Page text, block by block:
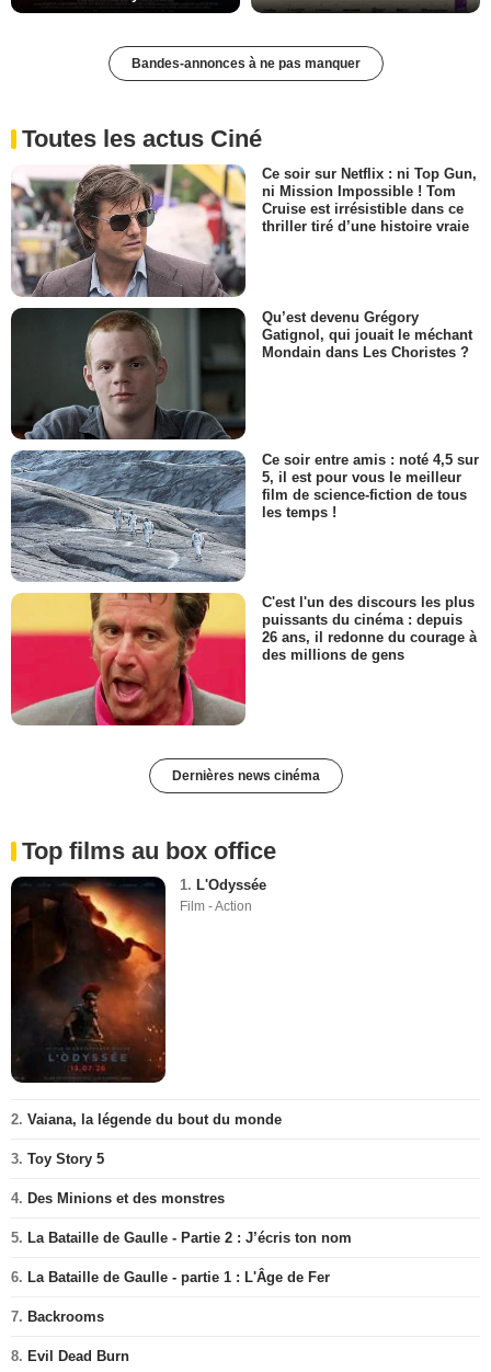
Bandes-annonces à ne pas manquer
Toutes les actus Ciné
Ce soir sur Netflix : ni Top Gun,
ni Mission Impossible ! Tom
Cruise est irrésistible dans ce
thriller tiré d’une histoire vraie
Qu’est devenu Grégory
Gatignol, qui jouait le méchant
Mondain dans Les Choristes ?
Ce soir entre amis : noté 4,5 sur
5, il est pour vous le meilleur
film de science-fiction de tous
les temps !
C'est l'un des discours les plus
puissants du cinéma : depuis
26 ans, il redonne du courage à
des millions de gens
Dernières news cinéma
Top films au box office
1. L'Odyssée
Film - Action
2. Vaiana, la légende du bout du monde
3. Toy Story 5
4. Des Minions et des monstres
5. La Bataille de Gaulle - Partie 2 : J’écris ton nom
6. La Bataille de Gaulle - partie 1 : L'Âge de Fer
7. Backrooms
8. Evil Dead Burn